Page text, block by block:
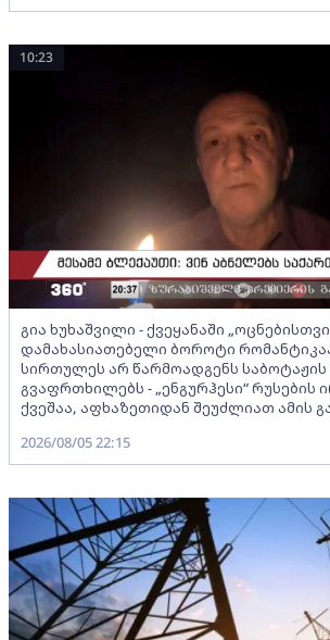
გია ხუხაშვილი - ქვეყანაში
დამახასიათებელი ბოროტი
სირთულეს არ წარმოადგენს საბოტაჟის
გვაფრთხილებს - „ენგურჰესი“
ქვეშაა, აფხაზეთიდან შეუძლიათ ამის
10:23
2026/08/05 22:15